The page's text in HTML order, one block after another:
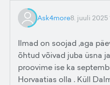
Ask4more8. juuli 2025
Ilmad on soojad ,aga
õhtud võivad juba üsna
proovime ise ka
Horvaatias olla . Küll